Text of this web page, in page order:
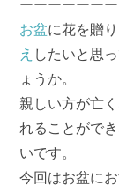
ーーーーーー
お盆に花を贈
え したいと思
ょうか。
親しい方が亡
れることがで
いです。
今回はお盆に